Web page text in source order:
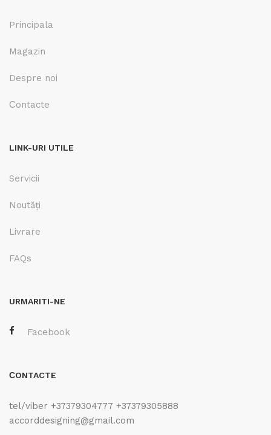
Principala
Magazin
Despre noi
Сontacte
LINK-URI UTILE
Servicii
Noutăți
Livrare
FAQs
URMARITI-NE
Facebook
СONTACTE
tel/viber +37379304777 +37379305888
accorddesigning@gmail.com